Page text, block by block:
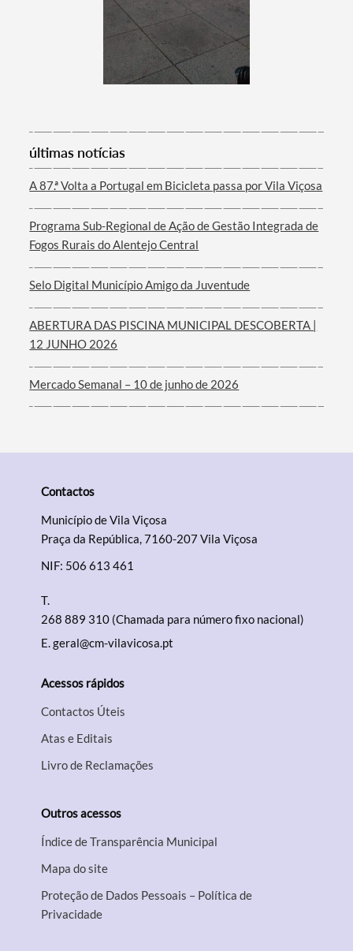
últimas notícias
A 87.ª Volta a Portugal em Bicicleta passa por Vila Viçosa
Programa Sub-Regional de Ação de Gestão Integrada de
Fogos Rurais do Alentejo Central
Selo Digital Município Amigo da Juventude
ABERTURA DAS PISCINA MUNICIPAL DESCOBERTA |
12 JUNHO 2026
Mercado Semanal – 10 de junho de 2026
Contactos
Município de Vila Viçosa
Praça da República, 7160-207 Vila Viçosa
NIF: 506 613 461
T.
268 889 310 (Chamada para número fixo nacional)
E.geral@cm-vilavicosa.pt
Acessos rápidos
Contactos Úteis
Atas e Editais
Livro de Reclamações
Outros acessos
Índice de Transparência Municipal
Mapa do site
Proteção de Dados Pessoais – Política de
Privacidade